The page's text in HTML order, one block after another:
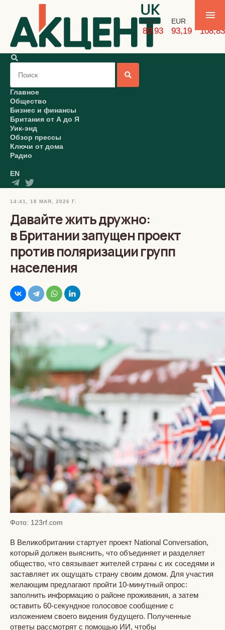
USD
80,93
EUR
93,19 108,83
Главное
Общество
Бизнес и финансы
Британия от А до Я
Уик-энд
Обзор прессы
Ключи от дома
Радио
EN
14:41, 18 МАЯ, 2026 Г.
Давайте жить дружно:
в Британии запущен проект
против поляризации групп
населения
Фото: 123rf.com
В Великобритании стартует проект National Conversation,
который должен выяснить, что объединяет и разделяет
общество, что связывает жителей страны с их соседями и
заставляет их ощущать страну своим домом. Для участия
желающим предлагают пройти 10-минутный опрос:
заполнить информацию о районе проживания, а затем
оставить 60-секундное голосовое сообщение с
изложением своего видения будущего. Полученные
ответы рассмотрят с помощью ИИ, чтобы